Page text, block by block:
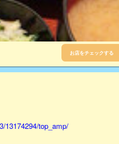
お店をチェックする
13174294/top_amp/